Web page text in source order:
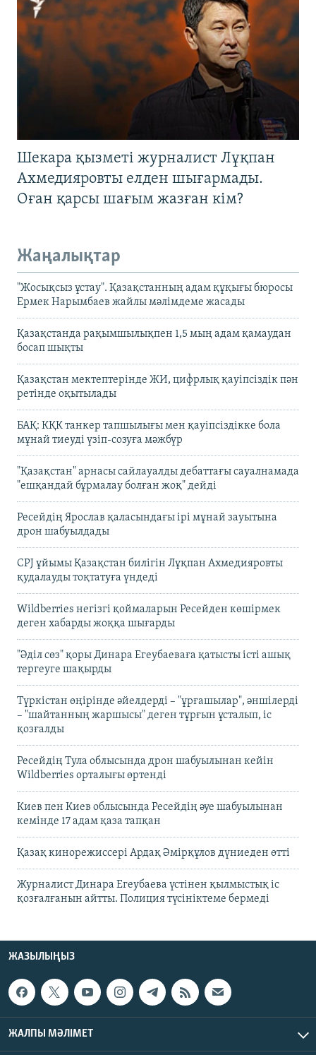
Шекара қызметі журналист Лұқпан
Ахмедияровты елден шығармады.
Оған қарсы шағым жазған кім?
Жаңалықтар
"Жосықсыз ұстау". Қазақстанның адам құқығы бюросы
Ермек Нарымбаев жайлы мәлімдеме жасады
Қазақстанда рақымшылықпен 1,5 мың адам қамаудан
босап шықты
Қазақстан мектептерінде ЖИ, цифрлық қауіпсіздік пән
ретінде оқытылады
БАҚ: КҚК танкер тапшылығы мен қауіпсіздікке бола
мұнай тиеуді үзіп-созуға мәжбүр
"Қазақстан" арнасы сайлауалды дебаттағы сауалнамада
"ешқандай бұрмалау болған жоқ" дейді
Ресейдің Ярослав қаласындағы ірі мұнай зауытына
дрон шабуылдады
CPJ ұйымы Қазақстан билігін Лұқпан Ахмедияровты
қудалауды тоқтатуға үндеді
Wildberries негізгі қоймаларын Ресейден көшірмек
деген хабарды жоққа шығарды
"Әділ сөз" қоры Динара Егеубаеваға қатысты істі ашық
тергеуге шақырды
Түркістан өңірінде әйелдерді – "ұрғашылар", әншілерді
– "шайтанның жаршысы" деген тұрғын ұсталып, іс
қозғалды
Ресейдің Тула облысында дрон шабуылынан кейін
Wildberries орталығы өртенді
Киев пен Киев облысында Ресейдің әуе шабуылынан
кемінде 17 адам қаза тапқан
Қазақ кинорежиссері Ардақ Әмірқұлов дүниеден өтті
Журналист Динара Егеубаева үстінен қылмыстық іс
қозғалғанын айтты. Полиция түсініктеме бермеді
ЖАЗЫЛЫҢЫЗ
ЖАЛПЫ МӘЛІМЕТ